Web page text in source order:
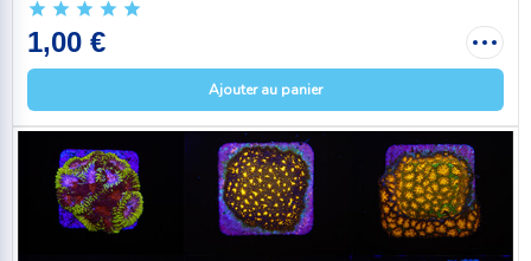
1,00 €
Ajouter au panier